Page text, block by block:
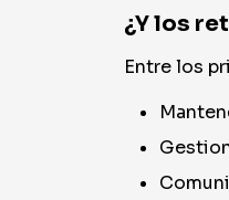
¿Y los
Entre los